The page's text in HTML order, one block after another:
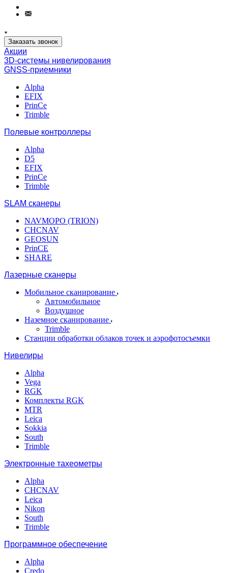
Заказать звонок
Акции
3D-системы нивелирования
GNSS-приемники
Alpha
EFIX
PrinCe
Trimble
Полевые контроллеры
Alpha
D5
EFIX
PrinCe
Trimble
SLAM сканеры
NAVMOPO (TRION)
CHCNAV
GEOSUN
PrinCE
SHARE
Лазерные сканеры
Мобильное сканирование
Автомобильное
Воздушное
Наземное сканирование
Trimble
Станции обработки облаков точек и аэрофотосъемки
Нивелиры
Alpha
Vega
RGK
Комплекты RGK
MTR
Leica
Sokkia
South
Trimble
Электронные тахеометры
Alpha
CHCNAV
Leica
Nikon
South
Trimble
Программное обеспечение
Alpha
Credo